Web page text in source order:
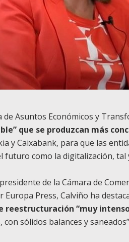
Asuntos Económicos y
que se produzcan más
y Caixabank, para que las
futuro como la digitalización, tal
de la Cámara de
Europa Press, Calviño ha
reestructuración “muy
sólidos balances y